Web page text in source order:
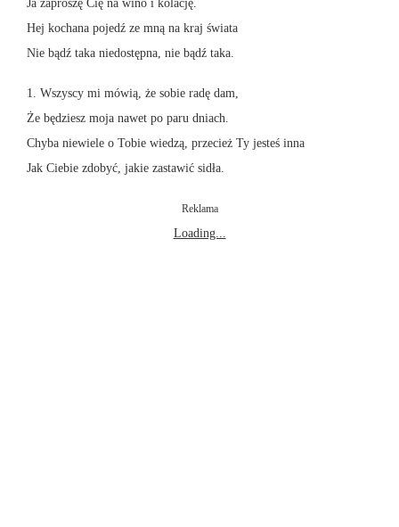
Ja zaproszę Cię na wino i kolację.
Hej kochana pojedź ze mną na kraj świata
Nie bądź taka niedostępna, nie bądź taka.
1. Wszyscy mi mówią, że sobie radę dam,
Że będziesz moja nawet po paru dniach.
Chyba niewiele o Tobie wiedzą, przecież Ty jesteś inna
Jak Ciebie zdobyć, jakie zastawić sidła.
Reklama
Loading...